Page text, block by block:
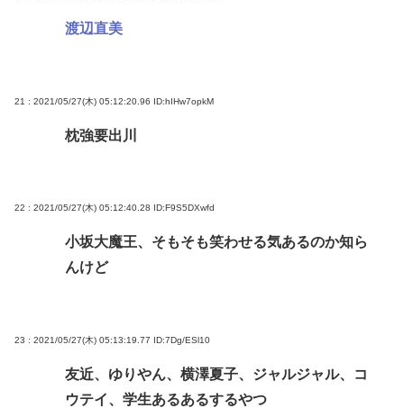
渡辺直美
21 : 2021/05/27(木) 05:12:20.96 ID:hIHw7opkM
枕強要出川
22 : 2021/05/27(木) 05:12:40.28 ID:F9S5DXwfd
小坂大魔王、そもそも笑わせる気あるのか知ら
んけど
23 : 2021/05/27(木) 05:13:19.77 ID:7Dg/ESl10
友近、ゆりやん、横澤夏子、ジャルジャル、コ
ウテイ、学生あるあるするやつ